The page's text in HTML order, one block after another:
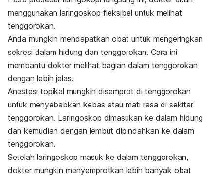
menggunakan laringoskop fleksibel untuk melihat
tenggorokan.
Anda mungkin mendapatkan obat untuk mengeringkan
sekresi dalam hidung dan tenggorokan. Cara ini
membantu dokter melihat bagian dalam tenggorokan
dengan lebih jelas.
Anestesi topikal mungkin disemprot di tenggorokan
untuk menyebabkan kebas atau mati rasa di sekitar
tenggorokan. Laringoskop dimasukan ke dalam hidung
dan kemudian dengan lembut dipindahkan ke dalam
tenggorokan.
Setelah laringoskop masuk ke dalam tenggorokan,
dokter mungkin menyemprotkan lebih banyak obat